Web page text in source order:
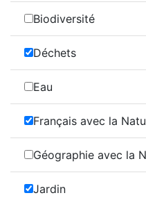
Biodiversité
Déchets
Eau
Français avec la
Géographie avec la
Jardin